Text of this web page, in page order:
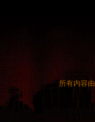
所有内容由